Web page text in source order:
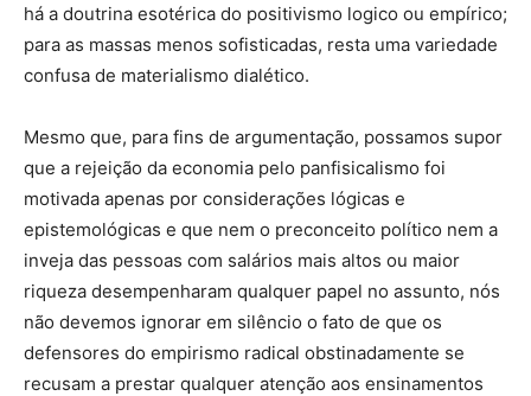
há a doutrina esotérica do positivismo logico ou empírico;
para as massas menos sofisticadas, resta uma variedade
confusa de materialismo dialético.
Mesmo que, para fins de argumentação, possamos supor
que a rejeição da economia pelo panfisicalismo foi
motivada apenas por considerações lógicas e
epistemológicas e que nem o preconceito político nem a
inveja das pessoas com salários mais altos ou maior
riqueza desempenharam qualquer papel no assunto, nós
não devemos ignorar em silêncio o fato de que os
defensores do empirismo radical obstinadamente se
recusam a prestar qualquer atenção aos ensinamentos